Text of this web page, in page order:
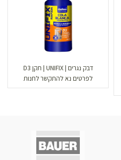
דבק נגרים | UNIFIX | תקן D3
לפרטים נא להתקשר לחנות